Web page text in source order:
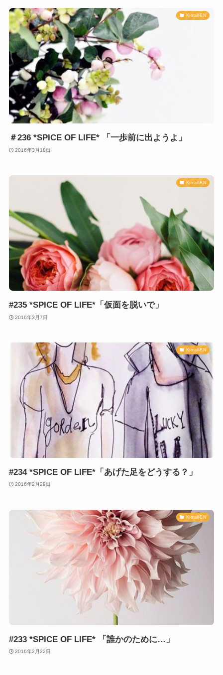
K-mail-BN
＃236 *SPICE OF LIFE* 「一歩前に出ようよ」
2016年3月18日
K-mail-BN
#235 *SPICE OF LIFE*「仮面を脱いで」
2016年3月7日
K-mail-BN
#234 *SPICE OF LIFE*「あげた足をどうする？」
2016年2月29日
K-mail-BN
#233 *SPICE OF LIFE* 「誰かのために…」
2016年2月22日